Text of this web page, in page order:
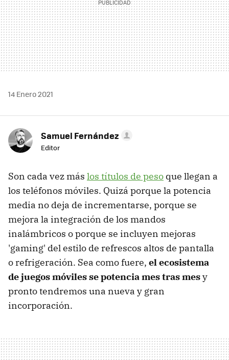
14 Enero 2021
Samuel Fernández
Editor
Son cada vez más los títulos de peso que llegan a
los teléfonos móviles. Quizá porque la potencia
media no deja de incrementarse, porque se
mejora la integración de los mandos
inalámbricos o porque se incluyen mejoras
'gaming' del estilo de refrescos altos de pantalla
o refrigeración. Sea como fuere, el ecosistema
de juegos móviles se potencia mes tras mesy
pronto tendremos una nueva y gran
incorporación.